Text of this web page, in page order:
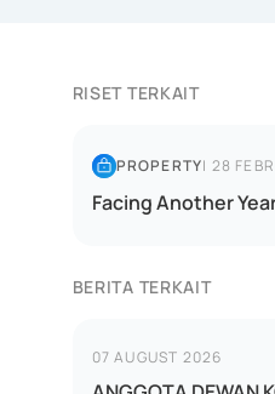
RISET TERKAIT
PROPERTY| 28
Facing Another
BERITA TERKAIT
07 AUGUST 2026